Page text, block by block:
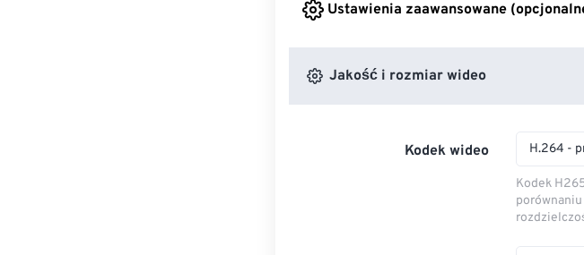
Ustawienia zaawansowane
Jakość i rozmiar wideo
Kodek wideo H.264 -
Kodek